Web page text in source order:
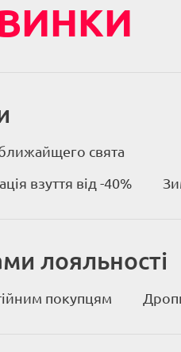
свята
взуття від -40%
лояльності
покупцям